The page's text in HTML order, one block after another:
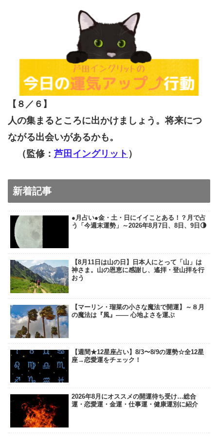
【８／６ 】
人の集まるところに出かけましょう。将来につ
ながる出会いがあるかも。
（監修： 芦田イングリット ）
新着記事
●月占い●金・土・日にイイことある！？月で占
う「今週末運勢」～2026年8月7日、8日、9日🌗
【8月11日は山の日】日本人にとって「山」は
神さま。山の恩恵に感謝し、遙拝・登山拝を行
おう
【マーリン・瑠菜の小さな魔法で開運】～８月
の魔法は『風』―― 心地よさを運ぶ
【週間★12星座占い】8/3〜8/9の運勢☆全12星
座→恋愛運をチェック！
2026年8月にオススメの開運待ち受け…総合
運・恋愛運・金運・仕事運・健康運別に紹介